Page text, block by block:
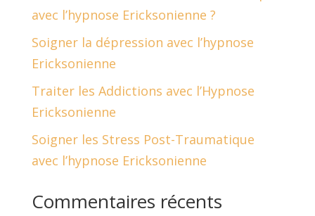
avec l’hypnose Ericksonienne ?
Soigner la dépression avec l’hypnose
Ericksonienne
Traiter les Addictions avec l’Hypnose
Ericksonienne
Soigner les Stress Post-Traumatique
avec l’hypnose Ericksonienne
Commentaires récents